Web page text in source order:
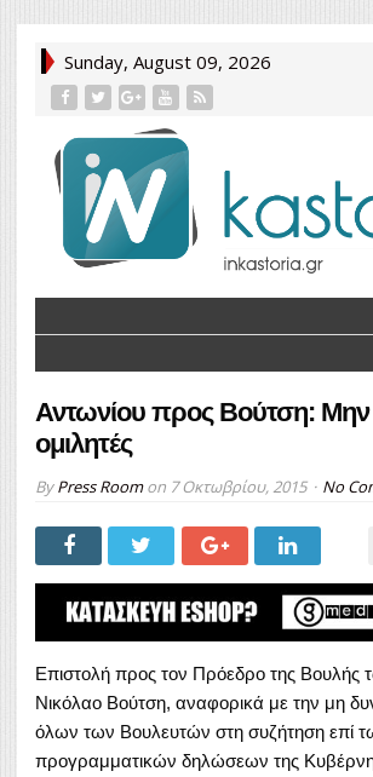
Sunday, August 09, 2026
Αντωνίου προς Βούτση: Mην
ομιλητές
ByPress Roomon 7 Οκτωβρίου, 2015 No
Επιστολή προς τον Πρόεδρο της Βουλής
Νικόλαο Βούτση, αναφορικά με την μη
όλων των Βουλευτών στη συζήτηση επί
προγραμματικών δηλώσεων της